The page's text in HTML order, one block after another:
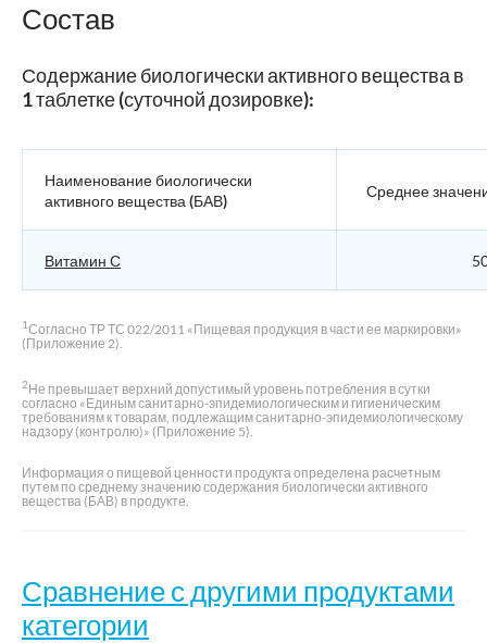
Состав
Содержание биологически активного вещества в
1 таблетке (суточной дозировке):
Наименование биологически
активного вещества (БАВ)
Среднее
Витамин С
1Согласно ТР ТС 022/2011 «Пищевая продукция в части ее маркировки»
(Приложение 2).
2Не превышает верхний допустимый уровень потребления в сутки
согласно «Единым санитарно-эпидемиологическим и гигиеническим
требованиям к товарам, подлежащим санитарно-эпидемиологическому
надзору (контролю)» (Приложение 5).
Информация о пищевой ценности продукта определена расчетным
путем по среднему значению содержания биологически активного
вещества (БАВ) в продукте.
Сравнение с другими продуктами
категории